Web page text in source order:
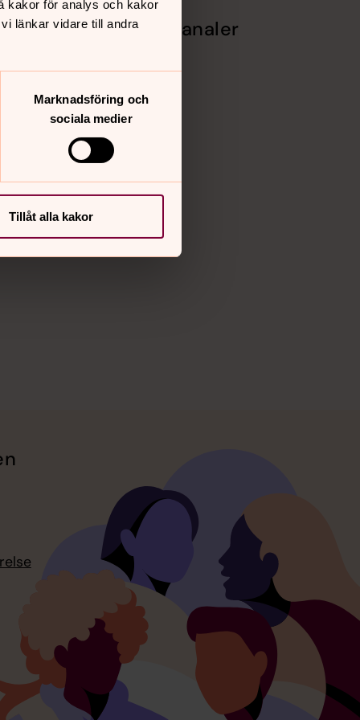
kakor för analys och kakor
länkar vidare till andra
Marknadsföring och
sociala medier
Tillåt alla kakor
Sociala kanaler
Instagram
Vimeo